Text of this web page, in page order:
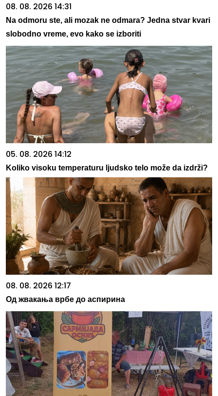
08. 08. 2026 14:31
Na odmoru ste, ali mozak ne odmara? Jedna stvar kvari
slobodno vreme, evo kako se izboriti
05. 08. 2026 14:12
Koliko visoku temperaturu ljudsko telo može da izdrži?
08. 08. 2026 12:17
Од жвакања врбе до аспирина